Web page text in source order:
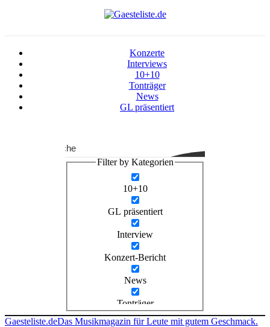
Konzerte
Interviews
10+10
Tonträger
News
GL präsentiert
Suche
Filter by Kategorien
10+10
GL präsentiert
Interview
Konzert-Bericht
News
Tonträger
Gaesteliste.deDas Musikmagazin für Leute mit gutem Geschmack.